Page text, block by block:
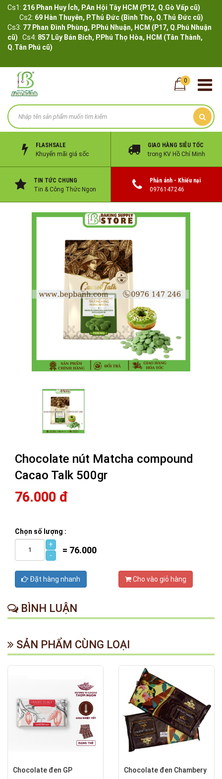
Cs1: 216 Phan Huy Ích, P.An Hội Tây HCM (P12, Q.Gò Vấp cũ)
Cs2: 69 Hàn Thuyên, P.Thủ Đức (Bình Thọ, Q.Thủ Đức cũ)
Cs3: 77 Phan Đình Phùng, P.Phú Nhuận, HCM (P17, Q.Phú Nhuận
cũ) Cs4: 857 Lũy Bán Bích, P.Phú Thọ Hòa, HCM (Tân Thành,
Q.Tân Phú cũ)
0
FLASHSALE
Khuyến mãi giá sốc
GIAO HÀNG SIÊU TỐC
trong KV Hồ Chí Minh
TIN TỨC CHUNG
Tin & Công Thức Ngon
Phản ánh - Khiếu nại
0976147246
Chocolate nút Matcha compound
Cacao Talk 500gr
76.000 đ
Chọn số lượng :
+
-
= 76.000
Đặt hàng nhanh Cho vào giỏ hàng
BÌNH LUẬN
SẢN PHẨM CÙNG LOẠI
Chocolate đen GP Chocolate đen Chambery